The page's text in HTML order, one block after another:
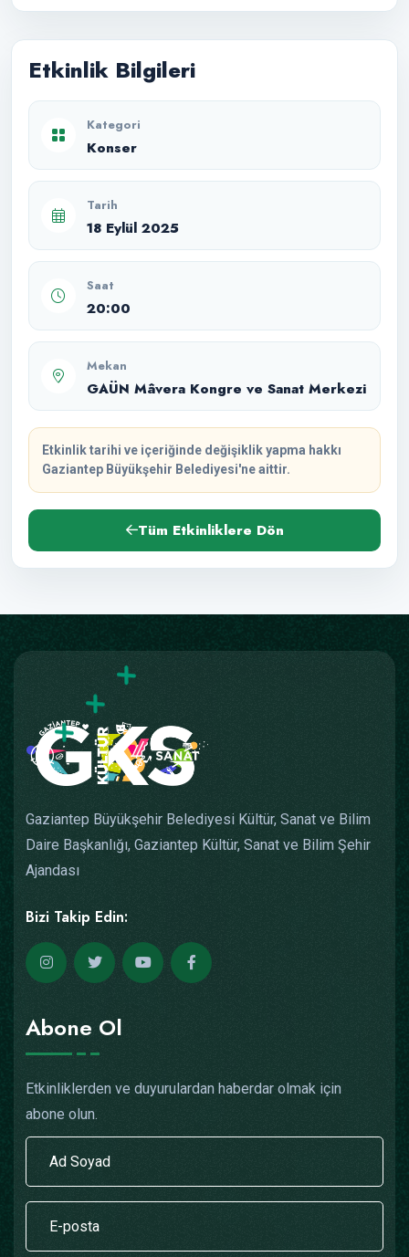
Etkinlik Bilgileri
Kategori
Konser
Tarih
18 Eylül 2025
Saat
20:00
Mekan
GAÜN Mâvera Kongre ve Sanat Merkezi
Etkinlik tarihi ve içeriğinde değişiklik yapma hakkı
Gaziantep Büyükşehir Belediyesi'ne aittir.
Tüm Etkinliklere Dön
Gaziantep Büyükşehir Belediyesi Kültür, Sanat ve Bilim
Daire Başkanlığı, Gaziantep Kültür, Sanat ve Bilim Şehir
Ajandası
Bizi Takip Edin:
Abone Ol
Etkinliklerden ve duyurulardan haberdar olmak için
abone olun.